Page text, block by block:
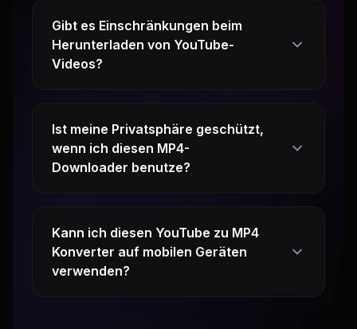
Gibt es Einschränkungen beim
Herunterladen von YouTube-
Videos?
Ist meine Privatsphäre geschützt,
wenn ich diesen MP4-
Downloader benutze?
Kann ich diesen YouTube zu MP4
Konverter auf mobilen Geräten
verwenden?